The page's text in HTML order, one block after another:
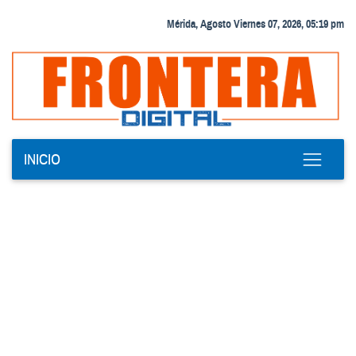
Mérida, Agosto Viernes 07, 2026, 05:19 pm
INICIO